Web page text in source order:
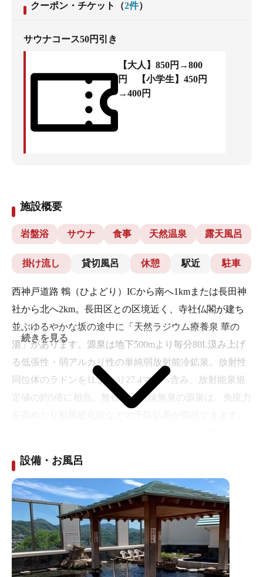
クーポン・チケット （2件）
サウナコース50円引き
【大人】850円→800
円 【小学生】450円
→400円
施設概要
岩盤浴 サウナ 食事 天然温泉 露天風呂
掛け流し 貸切風呂 休憩 駅近 駐車
西神戸道路 鵯（ひよどり）ICから南へ1kmまたは長田神
社から北へ2km。長田区との区境近く、寺社仏閣が建ち
並ぶゆるやかな坂の途中に「天然ラジウム療養泉 華の
湯」があります。源泉は地下500mより毎分80L汲み上げ
る低張性・弱アルカリ性の単純弱放射能冷鉱泉。放射性
同位体のラドンを1Lあたり27.4マッヘ含み、放射能泉規
定値の約5倍に相当。無色透明無味無臭の源泉は、免疫力
続きを見る
設備・お風呂